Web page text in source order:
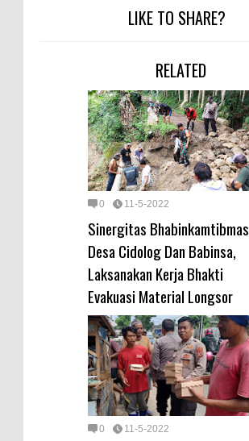
LIKE TO SHARE?
RELATED
0 11-5-2022
Sinergitas Bhabinkamtibmas
Desa Cidolog Dan Babinsa,
Laksanakan Kerja Bhakti
Evakuasi Material Longsor
0 11-5-2022